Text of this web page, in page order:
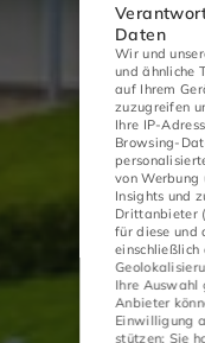
Daten
Wir und
und ähnliche
auf Ihrem
zuzugreifen
Ihre IP-
Browsing-
von Werbung
Insights und
Drittanbieter
für diese und
einschließlich
Ihre Auswahl
Anbieter
Einwilligung
stützen; Sie